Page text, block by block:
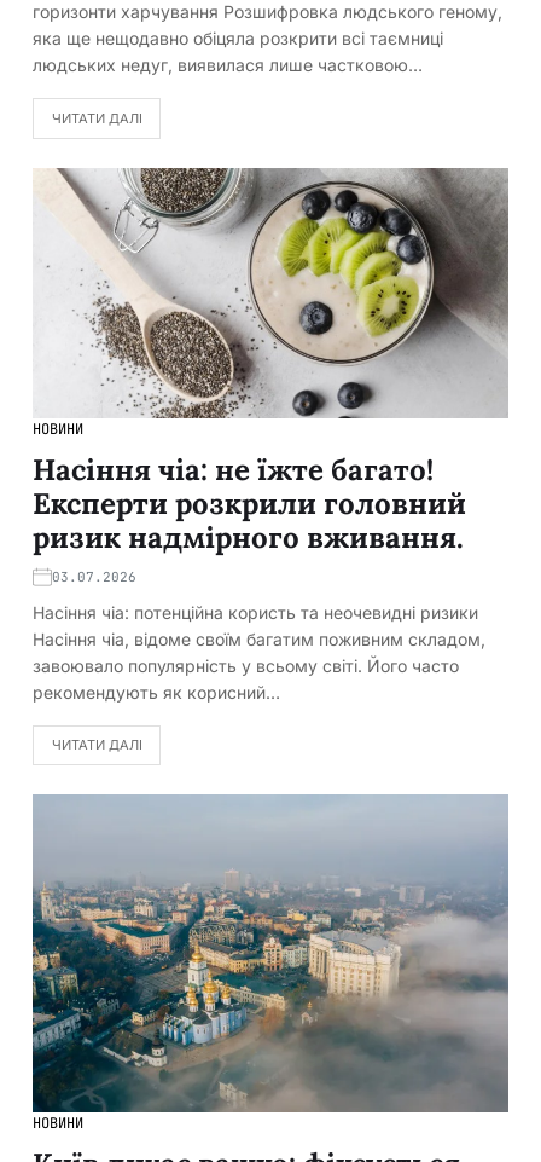
горизонти харчування Розшифровка людського геному,
яка ще нещодавно обіцяла розкрити всі таємниці
людських недуг, виявилася лише частковою…
ЧИТАТИ ДАЛІ
НОВИНИ
Насіння чіа: не їжте багато!
Експерти розкрили головний
ризик надмірного вживання.
03.07.2026
Насіння чіа: потенційна користь та неочевидні ризики
Насіння чіа, відоме своїм багатим поживним складом,
завоювало популярність у всьому світі. Його часто
рекомендують як корисний…
ЧИТАТИ ДАЛІ
НОВИНИ